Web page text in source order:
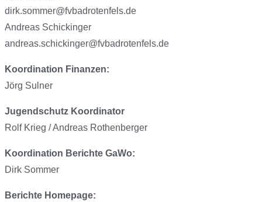
dirk.sommer@fvbadrotenfels.de
Andreas Schickinger
andreas.schickinger@fvbadrotenfels.de
Koordination Finanzen:
Jörg Sulner
Jugendschutz Koordinator
Rolf Krieg / Andreas Rothenberger
Koordination Berichte GaWo:
Dirk Sommer
Berichte Homepage: